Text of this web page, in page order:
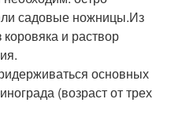
садовые ножницы.Из
коровяка и раствор
основных
(возраст от трех